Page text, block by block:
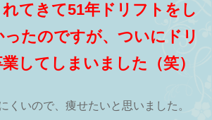
てきて51年ドリフトをし
たのですが、ついにドリ
してしまいました（笑）
くいので、痩せたいと思いました。